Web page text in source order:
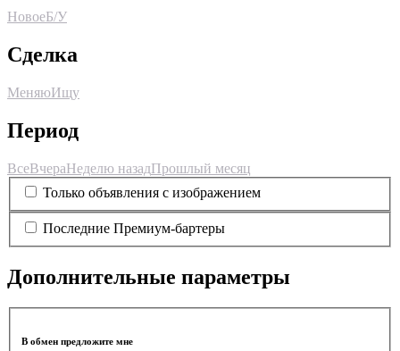
НовоеБ/У
Сделка
МеняюИщу
Период
ВсеВчераНеделю назадПрошлый месяц
Только объявления с изображением
Последние Премиум-бартеры
Дополнительные параметры
В обмен предложите мне